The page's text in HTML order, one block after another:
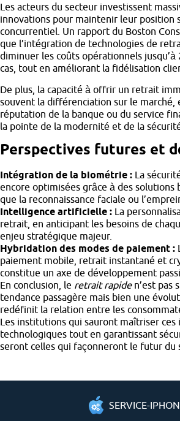
Les acteurs du secteur investissent
innovations pour maintenir leur position
concurrentiel. Un rapport du Boston
que l’intégration de technologies de
diminuer les coûts opérationnels jusqu’à
cas, tout en améliorant la fidélisation
De plus, la capacité à offrir un retrait
souvent la différenciation sur le marché,
réputation de la banque ou du service
la pointe de la modernité et de la
Perspectives futures et
Intégration de la biométrie : La
encore optimisées grâce à des
que la reconnaissance faciale ou
Intelligence artificielle : La
retrait, en anticipant les besoins de
enjeu stratégique majeur.
Hybridation des modes de paiement :
paiement mobile, retrait instantané et
constitue un axe de développement
En conclusion, le retrait rapiden’est pas
tendance passagère mais bien une
redéfinit la relation entre les
Les institutions qui sauront maîtriser ces
technologiques tout en garantissant
seront celles qui façonneront le futur du
SERVICE-